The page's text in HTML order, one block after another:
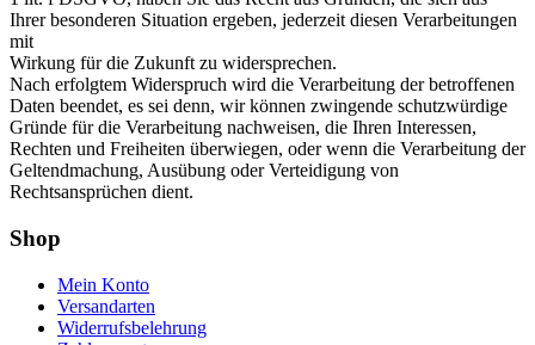
Ihrer besonderen Situation ergeben, jederzeit diesen Verarbeitungen
mit
Wirkung für die Zukunft zu widersprechen.
Nach erfolgtem Widerspruch wird die Verarbeitung der betroffenen
Daten beendet, es sei denn, wir können zwingende schutzwürdige
Gründe für die Verarbeitung nachweisen, die Ihren Interessen,
Rechten und Freiheiten überwiegen, oder wenn die Verarbeitung der
Geltendmachung, Ausübung oder Verteidigung von
Rechtsansprüchen dient.
Shop
Mein Konto
Versandarten
Widerrufsbelehrung